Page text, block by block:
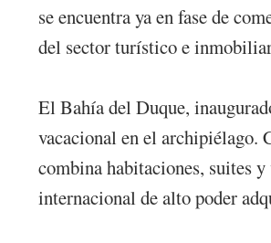
se encuentra ya en fase de
del sector turístico e
El Bahía del Duque,
vacacional en el archipiélago.
combina habitaciones, suites
internacional de alto poder